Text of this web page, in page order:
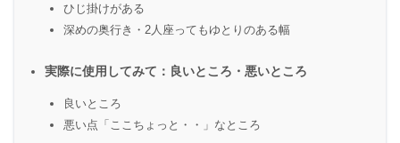
ひじ掛けがある
深めの奥行き・2人座ってもゆとりのある幅
実際に使用してみて：良いところ・悪いところ
良いところ
悪い点「ここちょっと・・」なところ